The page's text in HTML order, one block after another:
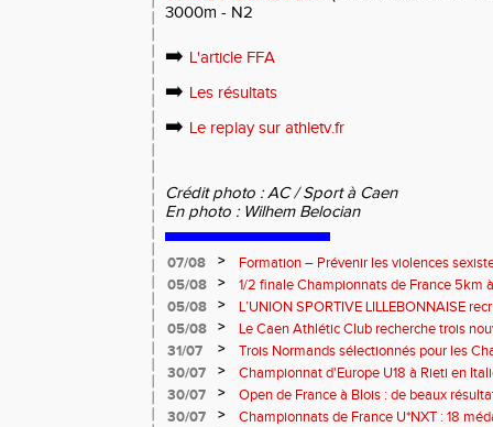
3000m - N2
➡️ L'article FFA
➡️ Les résultats
➡️ Le replay sur athletv.fr
Crédit photo : AC / Sport à Caen
En photo : Wilhem Belocian
07/08 >
Formation – Prévenir les violences
: le 26 septembre 2026
05/08 >
1/2 finale Championnats de France 5km
13 septembre 2026 : les informations
05/08 >
L’UNION SPORTIVE LILLEBONNAISE
rentrée 2026
05/08 >
Le Caen Athlétic Club recherche trois
civique à compter de septembre 2026
31/07 >
Trois Normands sélectionnés pour les
Eugene !
30/07 >
Championnat d'Europe U18 à Rieti en
normands
30/07 >
Open de France à Blois : de beaux
30/07
>
Championnats de France U*NXT : 18